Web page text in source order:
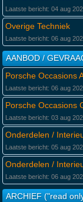
Laatste bericht: 04 aug
Overige Techniek
Laatste bericht: 06 aug
AANBOD /
Porsche Occasions
Laatste bericht: 06 aug
Porsche Occasions
Laatste bericht: 03 aug
Onderdelen /
Laatste bericht: 05 aug
Onderdelen /
Laatste bericht: 06 aug
ARCHIEF ("read